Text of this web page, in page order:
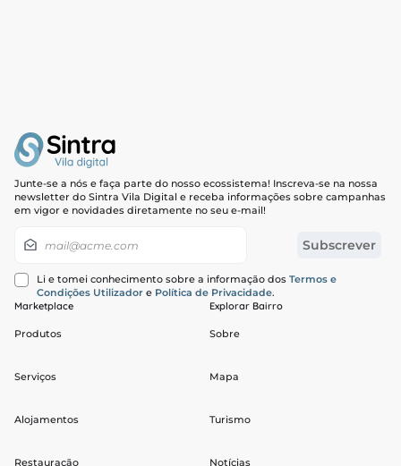
Junte-se a nós e faça parte do nosso ecossistema! Inscreva-se na nossa
newsletter do Sintra Vila Digital e receba informações sobre campanhas
em vigor e novidades diretamente no seu e-mail!
Subscrever
Li e tomei conhecimento sobre a informação dos Termos e
Condições Utilizador e Política de Privacidade.
Marketplace
Produtos
Serviços
Alojamentos
Restauração
Explorar Bairro
Sobre
Mapa
Turismo
Notícias